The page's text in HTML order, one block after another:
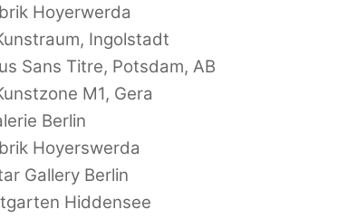
Hoyerwerda
Ingolstadt
Sans Titre, Potsdam, AB
M1, Gera
Berlin
Hoyerswerda
Gallery Berlin
Hiddensee